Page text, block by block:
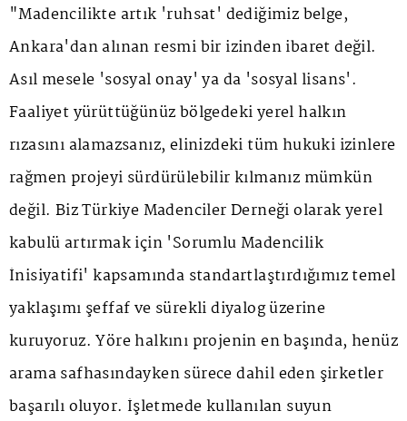
"Madencilikte artık 'ruhsat' dediğimiz belge,
Ankara'dan alınan resmi bir izinden ibaret değil.
Asıl mesele 'sosyal onay' ya da 'sosyal lisans'.
Faaliyet yürüttüğünüz bölgedeki yerel halkın
rızasını alamazsanız, elinizdeki tüm hukuki izinlere
rağmen projeyi sürdürülebilir kılmanız mümkün
değil. Biz Türkiye Madenciler Derneği olarak yerel
kabulü artırmak için 'Sorumlu Madencilik
İnisiyatifi' kapsamında standartlaştırdığımız temel
yaklaşımı şeffaf ve sürekli diyalog üzerine
kuruyoruz. Yöre halkını projenin en başında, henüz
arama safhasındayken sürece dahil eden şirketler
başarılı oluyor. İşletmede kullanılan suyun